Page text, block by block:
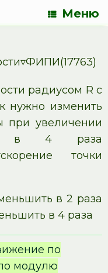
Меню
радиусом R с
нужно изменить
при увеличении
в 4 раза
точки
в 2 раза
в 4 раза
по
модулю